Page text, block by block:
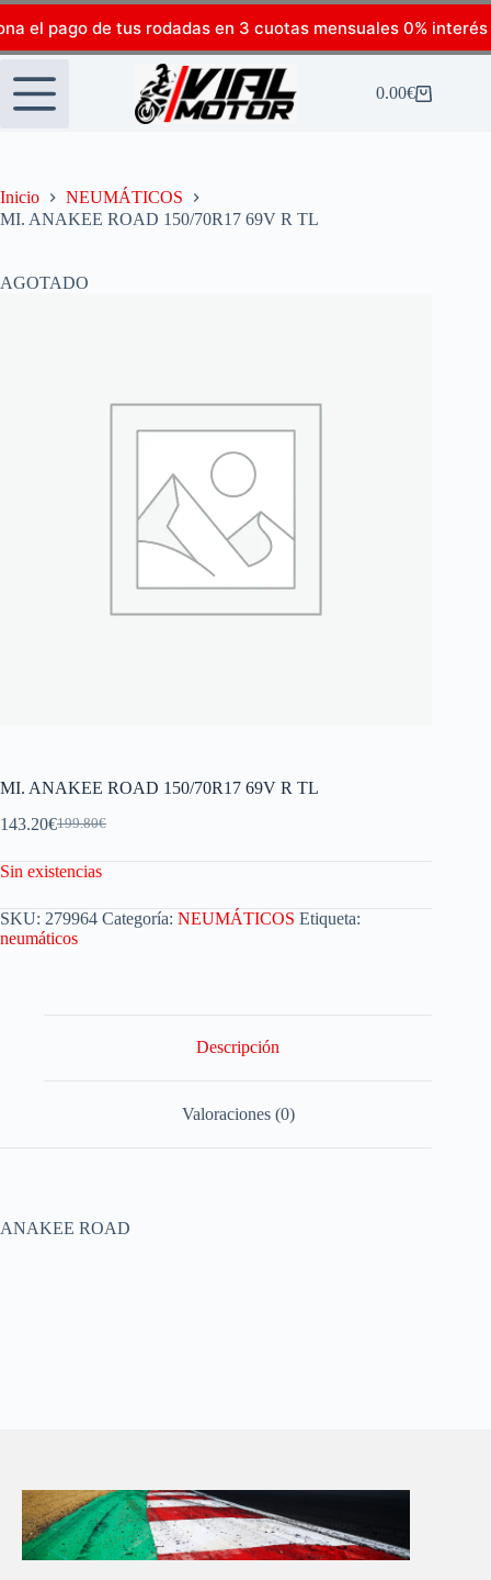
el pago de tus rodadas en 3 cuotas mensuales 0% interés
0.00€
Inicio
NEUMÁTICOS
MI. ANAKEE ROAD 150/70R17 69V R TL
AGOTADO
MI. ANAKEE ROAD 150/70R17 69V R TL
199.80€
143.20€
Sin existencias
SKU: 279964 Categoría: NEUMÁTICOS Etiqueta:
neumáticos
Descripción
Valoraciones (0)
ANAKEE ROAD